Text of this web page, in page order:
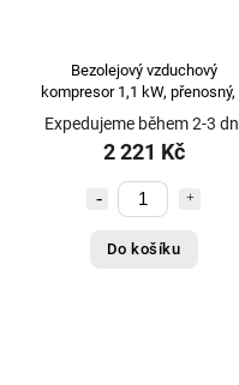
Bezolejový vzduchový
kompresor 1,1 kW, přenosný,
příslušenstvím - TUSON
130045
Expedujeme během 2-3
2 221 Kč
Do košíku